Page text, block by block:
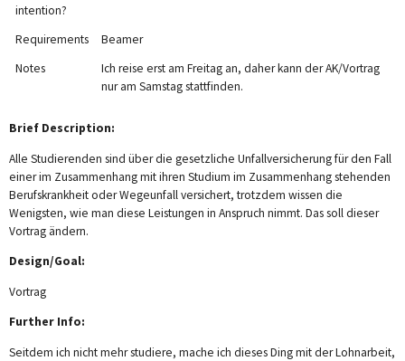
intention?
Requirements
Beamer
Notes
Ich reise erst am Freitag an, daher kann der AK/Vortrag
nur am Samstag stattfinden.
Brief Description:
Alle Studierenden sind über die gesetzliche Unfallversicherung für den Fall
einer im Zusammenhang mit ihren Studium im Zusammenhang stehenden
Berufskrankheit oder Wegeunfall versichert, trotzdem wissen die
Wenigsten, wie man diese Leistungen in Anspruch nimmt. Das soll dieser
Vortrag ändern.
Design/Goal:
Vortrag
Further Info:
Seitdem ich nicht mehr studiere, mache ich dieses Ding mit der Lohnarbeit,